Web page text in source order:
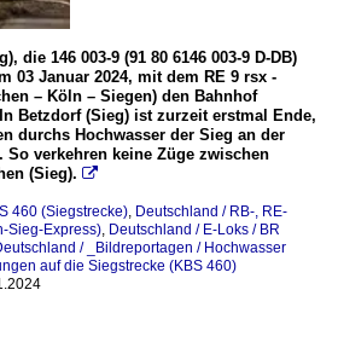
die 146 003-9 (91 80 6146 003-9 D-DB)
03 Januar 2024, mit dem RE 9 rsx -
– Köln – Siegen) den Bahnhof
Betzdorf (Sieg) ist zurzeit erstmal Ende,
durchs Hochwasser der Sieg an der
So verkehren keine Züge zwischen
(Sieg). 
460 (Siegstrecke), Deutschland / RB-, RE-
Sieg-Express), Deutschland / E-Loks / BR
/ _Bildreportagen / Hochwasser
auf die Siegstrecke (KBS 460)